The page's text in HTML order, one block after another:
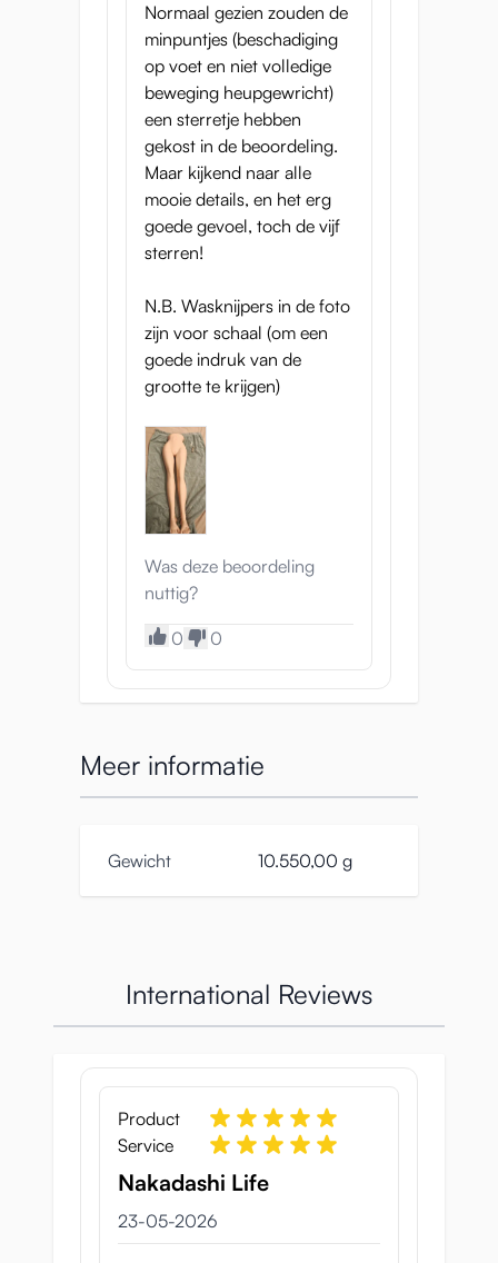
Alleen gebruikt als voorbeeld voor wat er
mogelijk is met dit product.
Vergeet niet om haar altijd op een zachte
ondergrond te houden en niet te veel druk
uit te oefenen op de knieën als ze op haar
knieën zit of op de voeten als ze staat, want
dit kan haar tere huid mogelijk beschadigen.
Normaal gezien zouden de
minpuntjes (beschadiging
op voet en niet volledige
beweging heupgewricht)
een sterretje hebben
gekost in de beoordeling.
Maar kijkend naar alle
mooie details, en het erg
goede gevoel, toch de vijf
sterren!
N.B. Wasknijpers in de foto
zijn voor schaal (om een
goede indruk van de
grootte te krijgen)
Was deze beoordeling
nuttig?
0 0
Meer informatie
Gewicht 10.550,00 g
International Reviews
Product
Service
Nakadashi Life
23 mei 2026
23-05-2026